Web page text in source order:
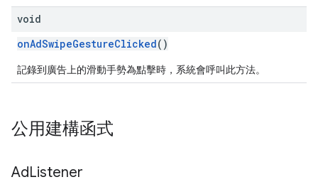
void
onAdSwipeGestureClicked()
記錄到廣告上的滑動手勢為點擊時，系統會呼叫此方法。
公用建構函式
AdListener